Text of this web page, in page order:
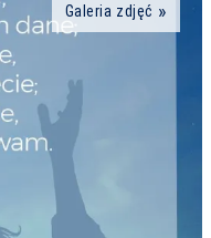
Galeria zdjęć